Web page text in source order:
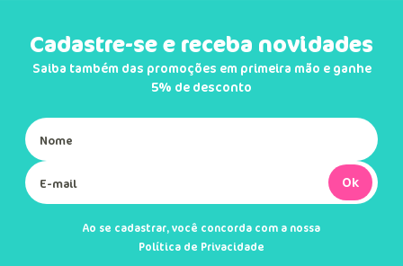
Cadastre-se e receba novidades
Saiba também das promoções em primeira mão e ganhe
5% de desconto
Ok
Ao se cadastrar, você concorda com a nossa
Política de Privacidade